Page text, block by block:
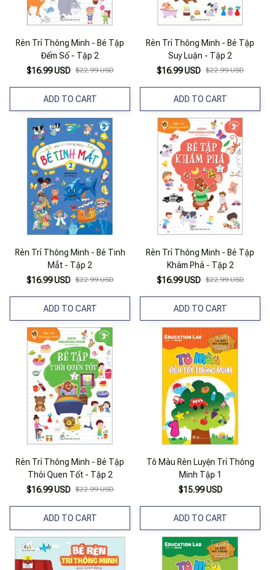
Rèn Trí Thông Minh - Bé Tập
Đếm Số - Tập 2
$16.99 USD $22.99 USD
ADD TO CART
Rèn Trí Thông Minh - Bé Tập
Suy Luận - Tập 2
$16.99 USD $22.99 USD
ADD TO CART
Rèn Trí Thông Minh - Bé Tinh
Mắt - Tập 2
$16.99 USD $22.99 USD
ADD TO CART
Rèn Trí Thông Minh - Bé Tập
Khám Phá - Tập 2
$16.99 USD $22.99 USD
ADD TO CART
Rèn Trí Thông Minh - Bé Tập
Thói Quen Tốt - Tập 2
$16.99 USD $22.99 USD
ADD TO CART
Tô Màu Rèn Luyện Trí Thông
Minh Tập 1
$15.99 USD
ADD TO CART